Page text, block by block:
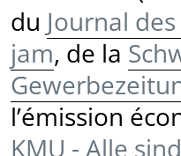
du Journal
jam, de la
l’émission
KMU - Alle